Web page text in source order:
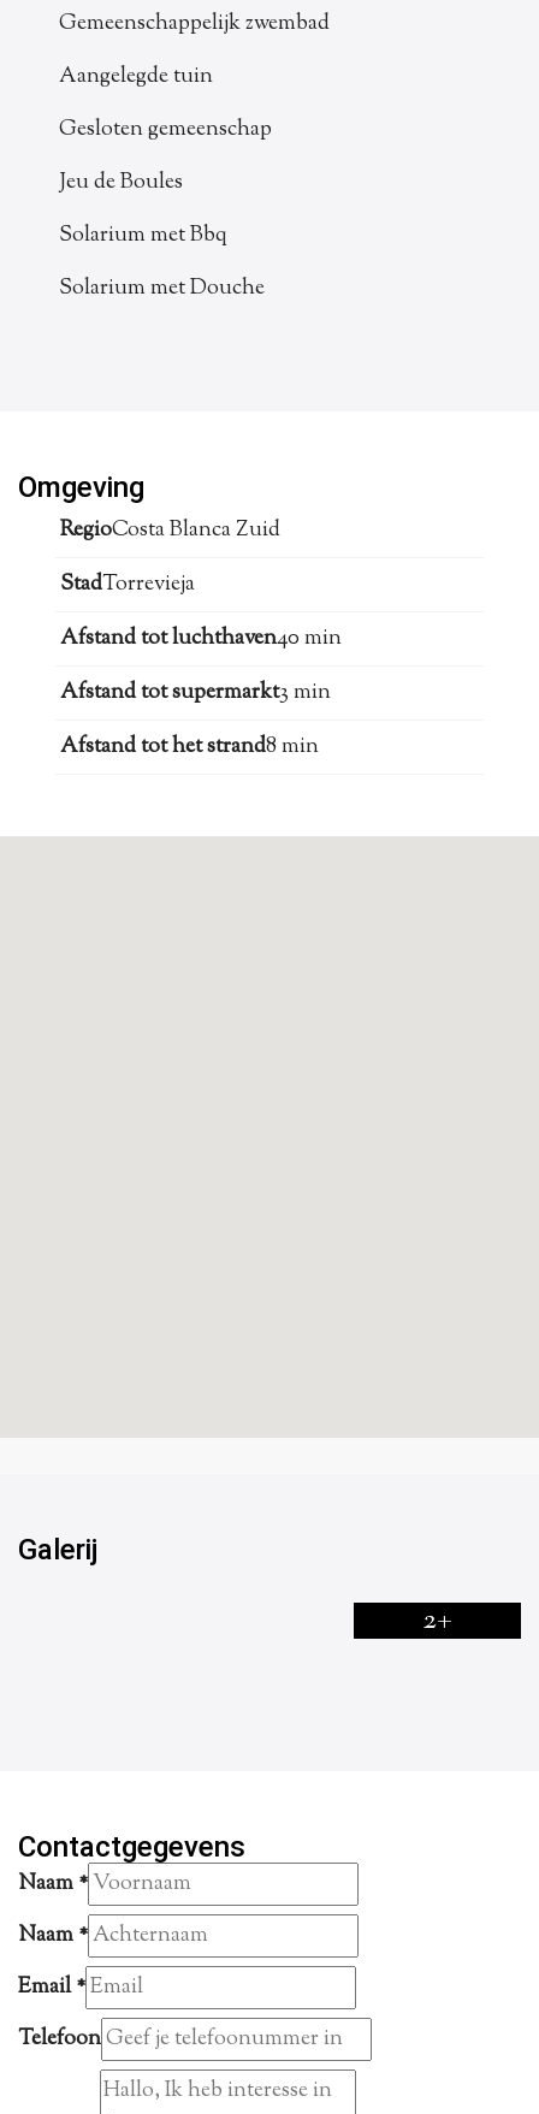
Gemeenschappelijk zwembad
Aangelegde tuin
Gesloten gemeenschap
Jeu de Boules
Solarium met Bbq
Solarium met Douche
Omgeving
RegioCosta Blanca Zuid
StadTorrevieja
Afstand tot luchthaven40 min
Afstand tot supermarkt3 min
Afstand tot het strand8 min
Galerij
2+
Contactgegevens
Naam*
Naam*
Email*
Telefoon